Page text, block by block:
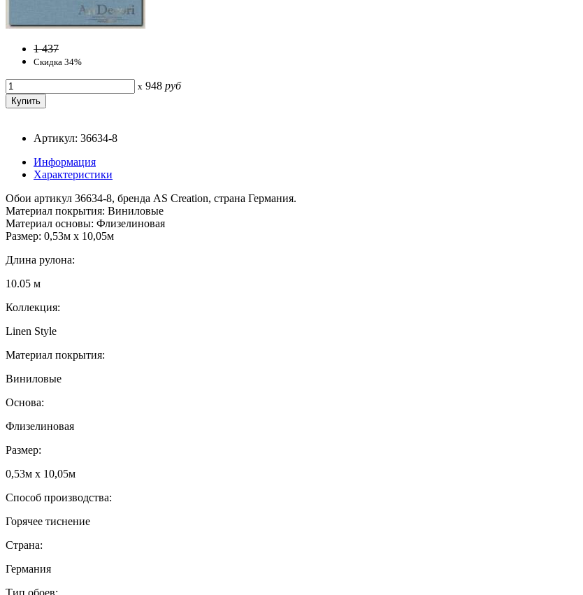
1 437
Скидка 34%
x 948 руб
Артикул: 36634-8
Информация
Характеристики
Обои артикул 36634-8, бренда AS Creation, страна Германия.
Материал покрытия: Виниловые
Материал основы: Флизелиновая
Размер: 0,53м x 10,05м
Длина рулона:
10.05 м
Коллекция:
Linen Style
Материал покрытия:
Виниловые
Основа:
Флизелиновая
Размер:
0,53м x 10,05м
Способ производства:
Горячее тиснение
Страна:
Германия
Тип обоев: